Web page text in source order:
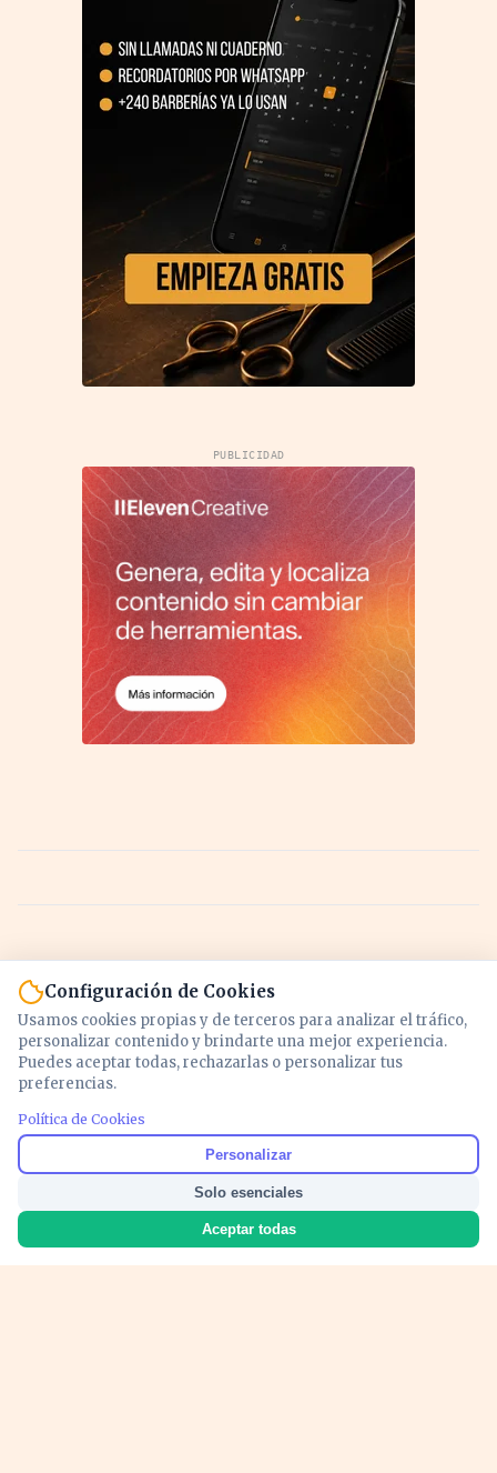
PUBLICIDAD
Noticias y análisis de economía, mercados,
inversión y política. Información actualizada
para entender lo que mueve tu dinero y tu
país.
Configuración de Cookies
Usamos cookies propias y de terceros para analizar el tráfico,
personalizar contenido y brindarte una mejor experiencia.
Puedes aceptar todas, rechazarlas o personalizar tus
preferencias.
Política de Cookies
Personalizar
Solo esenciales
Aceptar todas